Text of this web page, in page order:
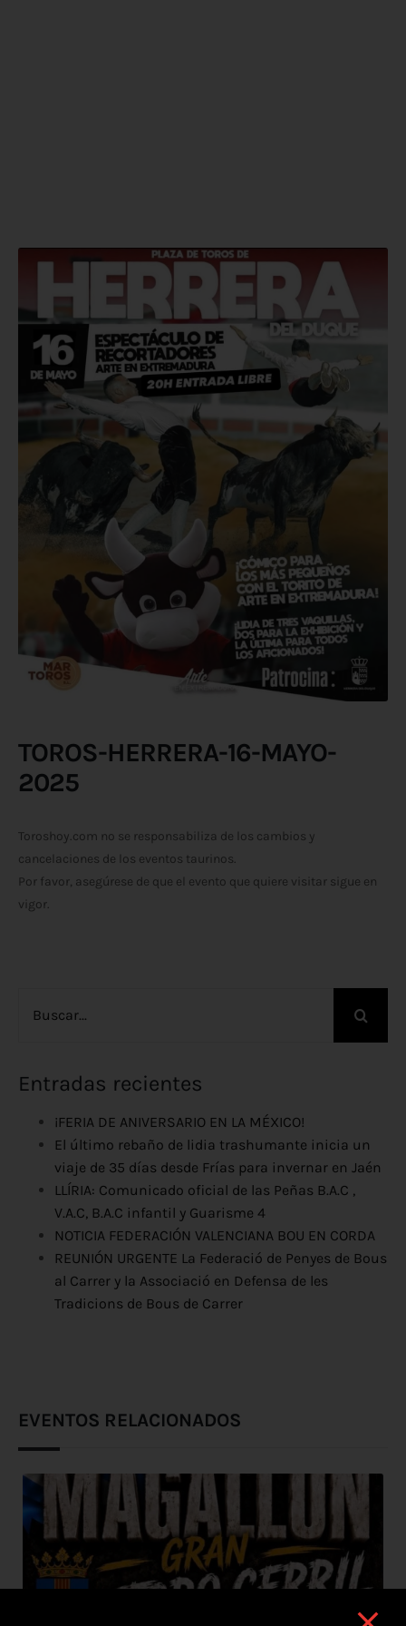
TOROS-HERRERA-16-MAYO-
2025
Toroshoy.com no se responsabiliza de los cambios y
cancelaciones de los eventos taurinos.
Por favor, asegúrese de que el evento que quiere visitar sigue en
vigor.
Entradas recientes
¡FERIA DE ANIVERSARIO EN LA MÉXICO!
El último rebaño de lidia trashumante inicia un
viaje de 35 días desde Frías para invernar en Jaén
LLÍRIA: Comunicado oficial de las Peñas B.A.C ,
V.A.C, B.A.C infantil y Guarisme 4
NOTICIA FEDERACIÓN VALENCIANA BOU EN CORDA
REUNIÓN URGENTE La Federació de Penyes de Bous
al Carrer y la Associació en Defensa de les
Tradicions de Bous de Carrer
EVENTOS RELACIONADOS